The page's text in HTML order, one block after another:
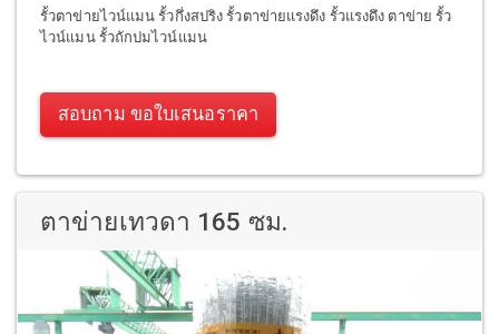
รั้วตาข่ายไวน์แมน รั้วกึ่งสปริง รั้วตาข่ายแรงดึง รั้วแรงดึง ตาข่าย รั้ว
ไวน์แมน รั้วถักปมไวน์แมน
สอบถาม ขอใบเสนอราคา
ตาข่ายเทวดา 165 ซม.